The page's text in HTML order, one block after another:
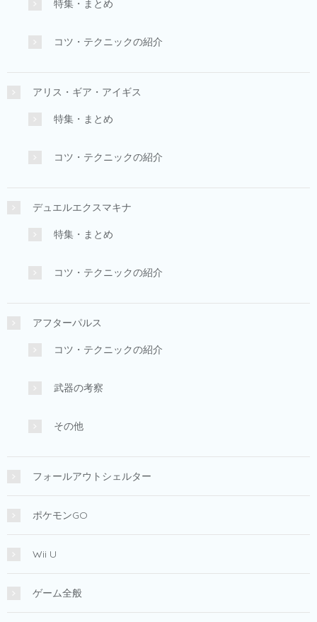
特集・まとめ
コツ・テクニックの紹介
アリス・ギア・アイギス
特集・まとめ
コツ・テクニックの紹介
デュエルエクスマキナ
特集・まとめ
コツ・テクニックの紹介
アフターパルス
コツ・テクニックの紹介
武器の考察
その他
フォールアウトシェルター
ポケモンGO
Wii U
ゲーム全般